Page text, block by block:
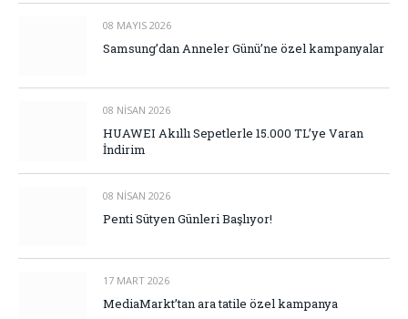
08 MAYIS 2026
Samsung’dan Anneler Günü’ne özel kampanyalar
08 NISAN 2026
HUAWEI Akıllı Sepetlerle 15.000 TL’ye Varan
İndirim
08 NISAN 2026
Penti Sütyen Günleri Başlıyor!
17 MART 2026
MediaMarkt’tan ara tatile özel kampanya